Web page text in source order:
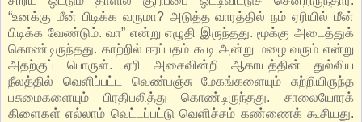
“உனக்கு மீன் பிடிக்க வருமா? அடுத்த வாரத்தில் நம் ஏரியில் மீன்
பிடிக்க வேண்டும். வா” என்று எழுதி இருந்தது. மூக்கு அடைத்துக்
கொண்டிருந்தது. காற்றில் ஈரப்பதம் கூடி அன்று மழை வரும் என்று
அதற்குப் பொருள். ஏரி அசைவின்றி ஆகாயத்தின் துல்லிய
நீலத்தில் வெளிப்பட்ட வெண்பஞ்சு மேகங்களையும் சுற்றியிருந்த
பசுமைகளையும் பிரதிபலித்து கொண்டிருந்தது. சாலையோரக்
கிளைகள் எல்லாம் வெட்டப்பட்டு வெளிச்சம் கண்ணைக் கூசியது.